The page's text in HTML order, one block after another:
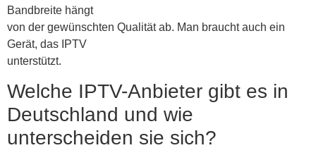
Bandbreite hängt
von der gewünschten Qualität ab. Man braucht auch ein
Gerät, das IPTV
unterstützt.
Welche IPTV-Anbieter gibt es in
Deutschland und wie
unterscheiden sie sich?